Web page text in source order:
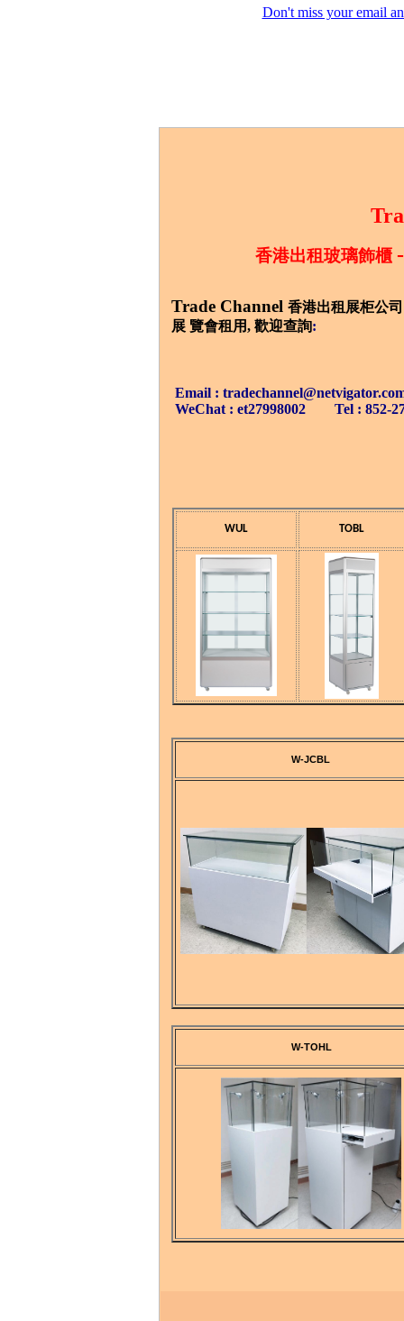
Don't miss your email
香港出租玻璃飾櫃 -
Trade Channel 香港出租展柜公司
展 覽會租用, 歡迎查詢:
Email :
WeChat : et27998002 Tel : 852-
WUL TOBL
W-JCBL
W-TOHL